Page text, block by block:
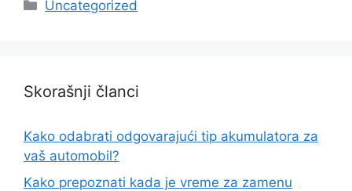
Uncategorized
Skorašnji članci
Kako odabrati odgovarajući tip akumulatora za
vaš automobil?
Kako prepoznati kada je vreme za zamenu